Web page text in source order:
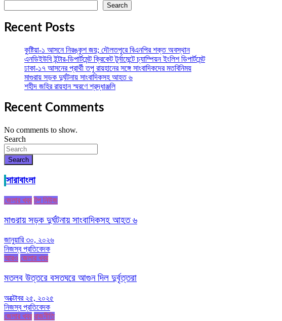
Search
Recent Posts
কুষ্টিয়া-১ আসনে নিরঙ্কুশ জয়; দৌলতপুরে বিএনপির শক্ত অবস্থান
এনডিইউবি ইন্টার-ডিপার্টমেন্ট ক্রিকেট টুর্নামেন্টে চ্যাম্পিয়ন ইংলিশ ডিপার্টমেন্ট
ঢাকা-১৭ আসনের প্রার্থী তপু রায়হানের সঙ্গে সাংবাদিকদের মতবিনিময়
মাগুরায় সড়ক দুর্ঘটনায় সাংবাদিকসহ আহত ৬
শহীদ জহির রায়হান স্মরণে শ্রদ্ধাঞ্জলি
Recent Comments
No comments to show.
Search
Search
সারাবাংলা
জেলার খবর টপ নিউজ
মাগুরায় সড়ক দুর্ঘটনায় সাংবাদিকসহ আহত ৬
জানুয়ারি ৩০, ২০২৬
নিজস্ব প্রতিবেদক
আরও জেলার খবর
মতলব উত্তরে বসতঘরে আগুন দিল দুর্বৃত্তরা
অক্টোবর ২৫, ২০২৫
নিজস্ব প্রতিবেদক
জেলার খবর রাজনীতি